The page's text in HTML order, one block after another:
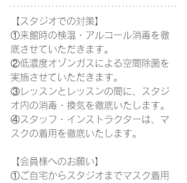
【スタジオでの対策】
①来館時の検温・アルコール消毒を徹
底させていただきます。
②低濃度オゾンガスによる空間除菌を
実施させていただきます。
③レッスンとレッスンの間に、スタジ
オ内の消毒・換気を徹底いたします。
④スタッフ・インストラクターは、マ
スクの着用を徹底いたします。
【会員様へのお願い】
①ご自宅からスタジオまでマスク着用